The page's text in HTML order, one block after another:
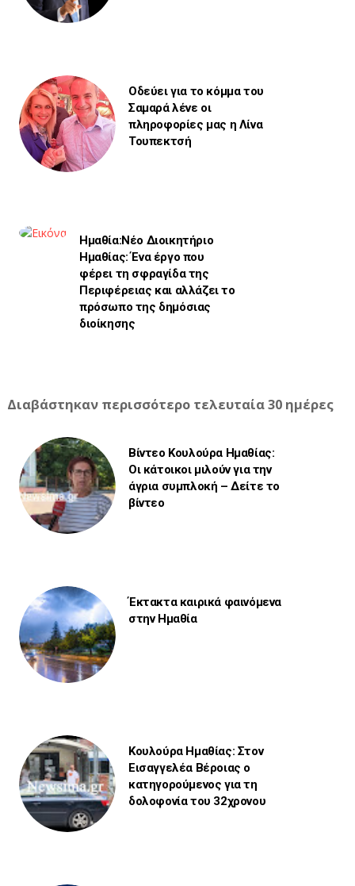
Οδεύει για το κόμμα του
Σαμαρά λένε οι
πληροφορίες μας η Λίνα
Τουπεκτσή
Ημαθία:Νέο Διοικητήριο
Ημαθίας: Ένα έργο που
φέρει τη σφραγίδα της
Περιφέρειας και αλλάζει το
πρόσωπο της δημόσιας
διοίκησης
Διαβάστηκαν περισσότερο τελευταία 30 ημέρες
Βίντεο Κουλούρα Ημαθίας:
Οι κάτοικοι μιλούν για την
άγρια συμπλοκή – Δείτε το
βίντεο
Έκτακτα καιρικά φαινόμενα
στην Ημαθία
Κουλούρα Ημαθίας: Στον
Εισαγγελέα Βέροιας ο
κατηγορούμενος για τη
δολοφονία του 32χρονου